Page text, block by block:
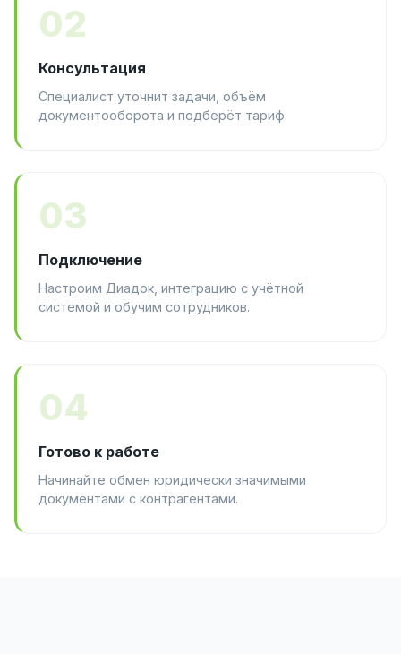
02
Консультация
Специалист уточнит задачи, объём
документооборота и подберёт тариф.
03
Подключение
Настроим Диадок, интеграцию с учётной
системой и обучим сотрудников.
04
Готово к работе
Начинайте обмен юридически значимыми
документами с контрагентами.